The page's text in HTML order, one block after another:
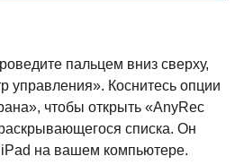
пальцем вниз сверху,
управления». Коснитесь опции
чтобы открыть «AnyRec
списка. Он
на вашем компьютере.